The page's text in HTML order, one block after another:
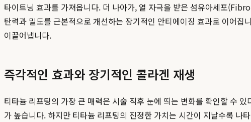
타이트닝 효과를 가져옵니다. 더 나아가, 열 자극을 받은 섬유아세포
탄력과 밀도를 근본적으로 개선하는 장기적인 안티에이징 효과로 이어
이끌어냅니다.
즉각적인 효과와 장기적인 콜라겐 재생
티타늄 리프팅의 가장 큰 매력은 시술 직후 눈에 띄는 변화를 확인할 수
가 높습니다. 하지만 티타늄 리프팅의 진정한 가치는 시간이 지날수록